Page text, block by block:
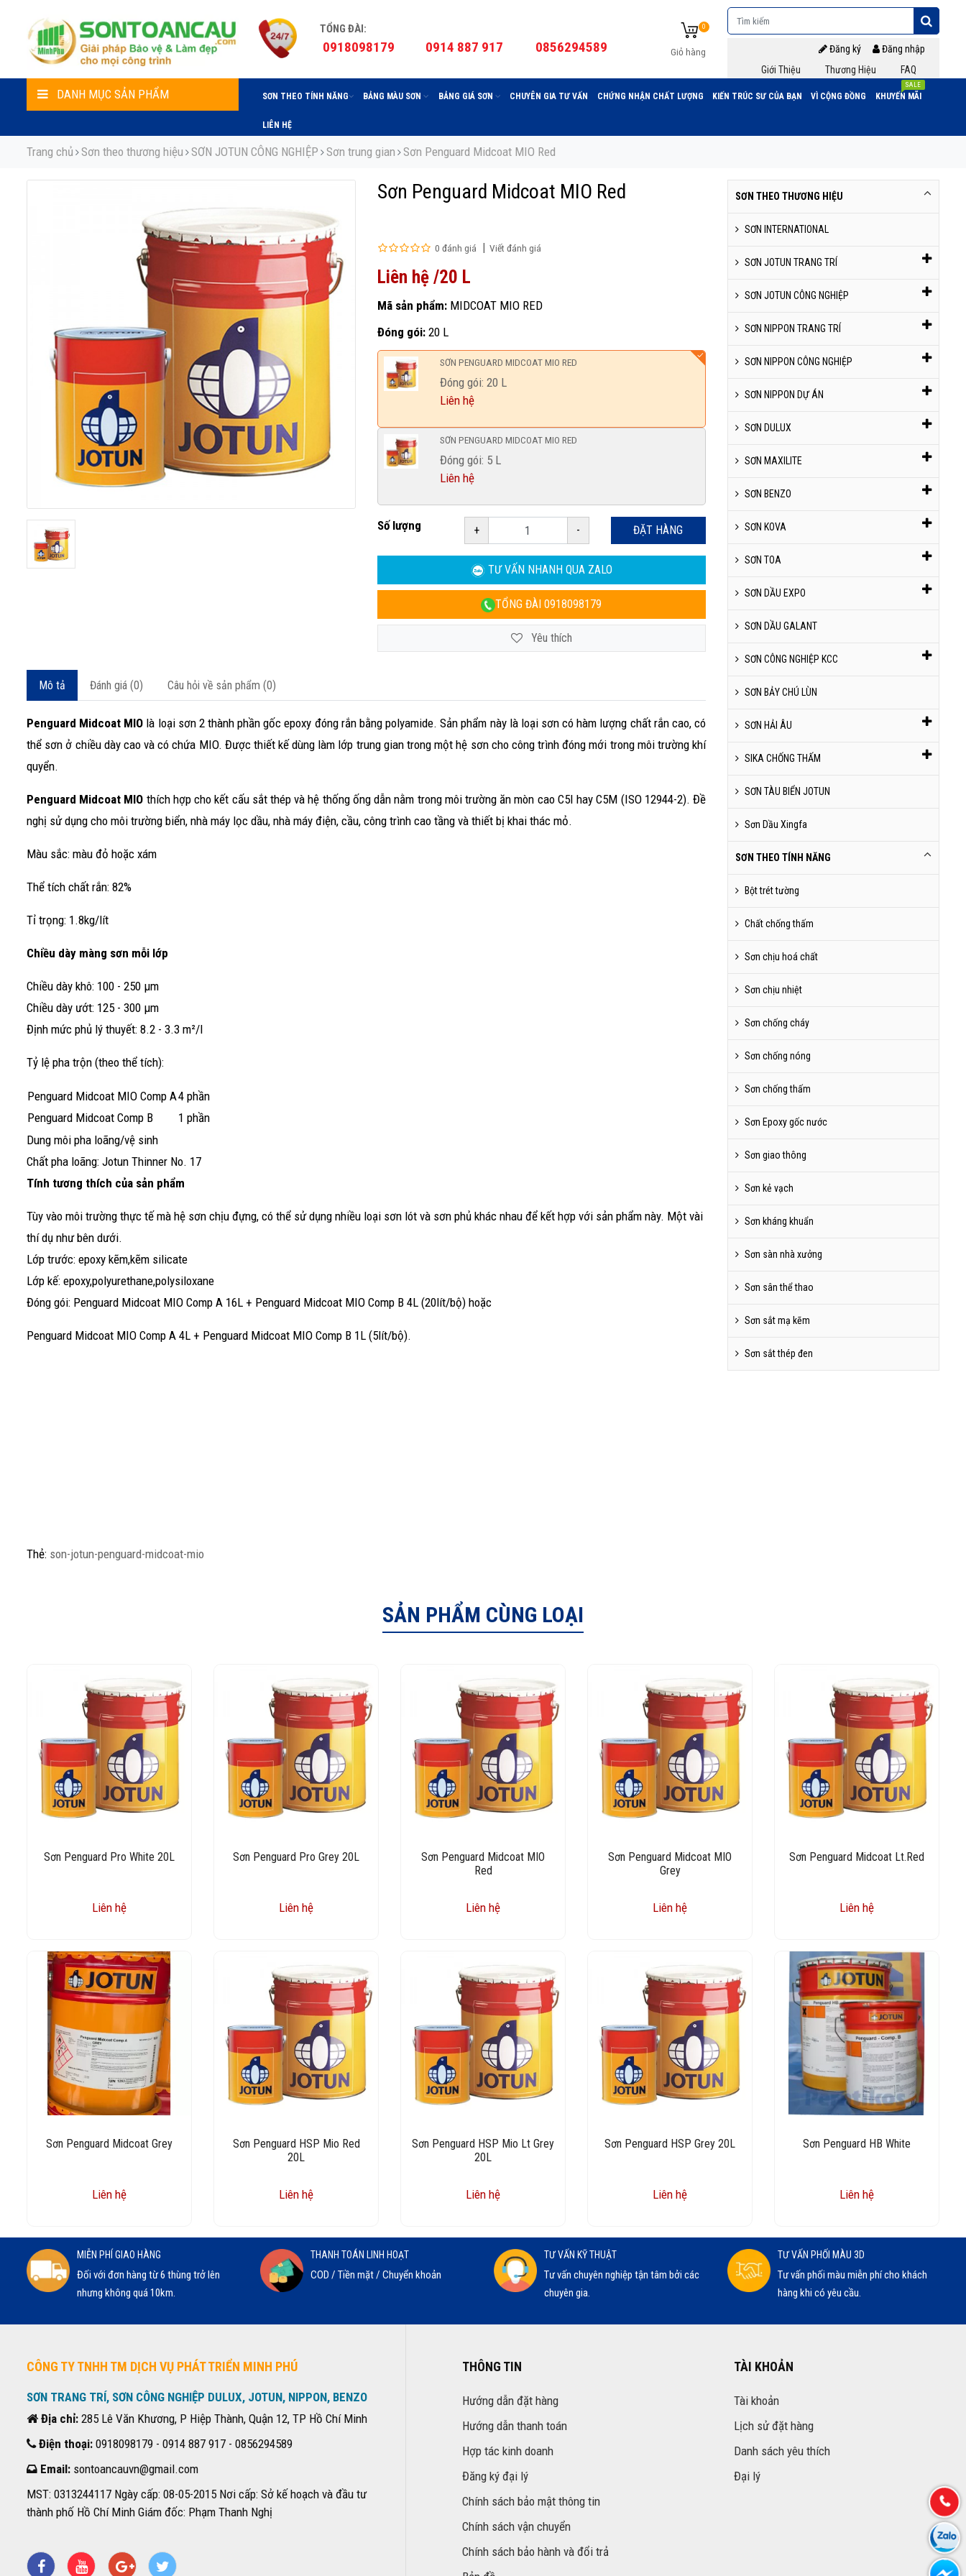
TỔNG ĐÀI:
0918098179 0914 887 917 0856294589
0
Giỏ hàng Đăng ký
Đăng nhập
Giới Thiệu
Thương Hiệu FAQ
DANH MỤC SẢN PHẨM SƠN THEO TÍNH NĂNG BẢNG MÀU SƠN BẢNG GIÁ SƠN CHUYÊN GIA TƯ VẤN CHỨNG NHẬN CHẤT LƯỢNG KIẾN TRÚC SƯ CỦA BẠN VÌ CỘNG ĐỒNG KHUYẾN MÃI
SALE
LIÊN HỆ
Trang chủ Sơn theo thương hiệu SƠN JOTUN CÔNG NGHIỆP Sơn trung gian Sơn Penguard Midcoat MIO Red
Sơn Penguard Midcoat MIO Red
0 đánh giá Viết đánh giá
Liên hệ /20 L
Mã sản phẩm:MIDCOAT MIO RED
Đóng gói:20 L
SƠN PENGUARD MIDCOAT MIO RED
Đóng gói: 20 L
Liên hệ
SƠN PENGUARD MIDCOAT MIO RED
Đóng gói: 5 L
Liên hệ
Số lượng + - ĐẶT HÀNG
TƯ VẤN NHANH QUA ZALO
TỔNG ĐÀI0918098179
Yêu thích
Mô tả Đánh giá (0) Câu hỏi về sản phẩm (0)
Penguard Midcoat MIO là loại sơn 2 thành phần gốc epoxy đóng rắn bằng polyamide. Sản phẩm này là loại sơn có hàm lượng chất rắn cao, có
thể sơn ở chiều dày cao và có chứa MIO. Được thiết kế dùng làm lớp trung gian trong một hệ sơn cho công trình đóng mới trong môi trường khí
quyển.
Penguard Midcoat MIO thích hợp cho kết cấu sắt thép và hệ thống ống dẫn nằm trong môi trường ăn mòn cao C5I hay C5M (ISO 12944-2). Đề
nghị sử dụng cho môi trường biển, nhà máy lọc dầu, nhà máy điện, cầu, công trình cao tầng và thiết bị khai thác mỏ.
Màu sắc: màu đỏ hoặc xám
Thể tích chất rắn: 82%
Tỉ trọng: 1.8kg/lít
Chiều dày màng sơn mỗi lớp
Chiều dày khô: 100 - 250 μm
Chiều dày ướt: 125 - 300 μm
Định mức phủ lý thuyết: 8.2 - 3.3 m²/l
Tỷ lệ pha trộn (theo thể tích):
Penguard Midcoat MIO Comp A
Penguard Midcoat Comp B
4 phần
1 phần
Dung môi pha loãng/vệ sinh
Chất pha loãng: Jotun Thinner No. 17
Tính tương thích của sản phẩm
Tùy vào môi trường thực tế mà hệ sơn chịu đựng, có thể sử dụng nhiều loại sơn lót và sơn phủ khác nhau để kết hợp với sản phẩm này. Một vài
thí dụ như bên dưới.
Lớp trước: epoxy kẽm,kẽm silicate
Lớp kế: epoxy,polyurethane,polysiloxane
Đóng gói: Penguard Midcoat MIO Comp A 16L + Penguard Midcoat MIO Comp B 4L (20lít/bộ) hoặc
Penguard Midcoat MIO Comp A 4L + Penguard Midcoat MIO Comp B 1L (5lít/bộ).
Thẻ: son-jotun-penguard-midcoat-mio
SƠN THEO THƯƠNG HIỆU
SƠN INTERNATIONAL
SƠN JOTUN TRANG TRÍ
SƠN JOTUN CÔNG NGHIỆP
SƠN NIPPON TRANG TRÍ
SƠN NIPPON CÔNG NGHIỆP
SƠN NIPPON DỰ ÁN
SƠN DULUX
SƠN MAXILITE
SƠN BENZO
SƠN KOVA
SƠN TOA
SƠN DẦU EXPO
SƠN DẦU GALANT
SƠN CÔNG NGHIỆP KCC
SƠN BẢY CHÚ LÙN
SƠN HẢI ÂU
SIKA CHỐNG THẤM
SƠN TÀU BIỂN JOTUN
Sơn Dầu Xingfa
SƠN THEO TÍNH NĂNG
Bột trét tường
Chất chống thấm
Sơn chịu hoá chất
Sơn chịu nhiệt
Sơn chống cháy
Sơn chống nóng
Sơn chống thấm
Sơn Epoxy gốc nước
Sơn giao thông
Sơn kẻ vạch
Sơn kháng khuẩn
Sơn sàn nhà xưởng
Sơn sân thể thao
Sơn sắt mạ kẽm
Sơn sắt thép đen
SẢN PHẨM CÙNG LOẠI
Sơn Penguard Pro White 20L
Liên hệ
Sơn Penguard Pro Grey 20L
Liên hệ
Sơn Penguard Midcoat MIO
Red
Liên hệ
Sơn Penguard Midcoat MIO
Grey
Liên hệ
Sơn Penguard Midcoat Lt.Red
Liên hệ
Sơn Penguard Midcoat Grey
Liên hệ
Sơn Penguard HSP Mio Red
20L
Liên hệ
Sơn Penguard HSP Mio Lt Grey
20L
Liên hệ
Sơn Penguard HSP Grey 20L
Liên hệ
Sơn Penguard HB White
Liên hệ
MIỄN PHÍ GIAO HÀNG
Đối với đơn hàng từ 6 thùng trở lên
nhưng không quá 10km.
THANH TOÁN LINH HOẠT
COD / Tiền mặt / Chuyển khoản
TƯ VẤN KỸ THUẬT
Tư vấn chuyên nghiệp tận tâm bởi các
chuyên gia.
TƯ VẤN PHỐI MÀU 3D
Tư vấn phối màu miễn phí cho khách
hàng khi có yêu cầu.
CÔNG TY TNHH TM DỊCH VỤ PHÁT TRIỂN MINH PHÚ
SƠN TRANG TRÍ, SƠN CÔNG NGHIỆP DULUX, JOTUN, NIPPON, BENZO
Địa chỉ: 285 Lê Văn Khương, P Hiệp Thành, Quận 12, TP Hồ Chí Minh
Điện thoại: 0918098179 - 0914 887 917 - 0856294589
Email: sontoancauvn@gmail.com
MST: 0313244117 Ngày cấp: 08-05-2015 Nơi cấp: Sở kế hoạch và đầu tư
thành phố Hồ Chí Minh Giám đốc: Phạm Thanh Nghị
THÔNG TIN
Hướng dẫn đặt hàng
Hướng dẫn thanh toán
Hợp tác kinh doanh
Đăng ký đại lý
Chính sách bảo mật thông tin
Chính sách vận chuyển
Chính sách bảo hành và đổi trả
TÀI KHOẢN
Tài khoản
Lịch sử đặt hàng
Danh sách yêu thích
Đại lý